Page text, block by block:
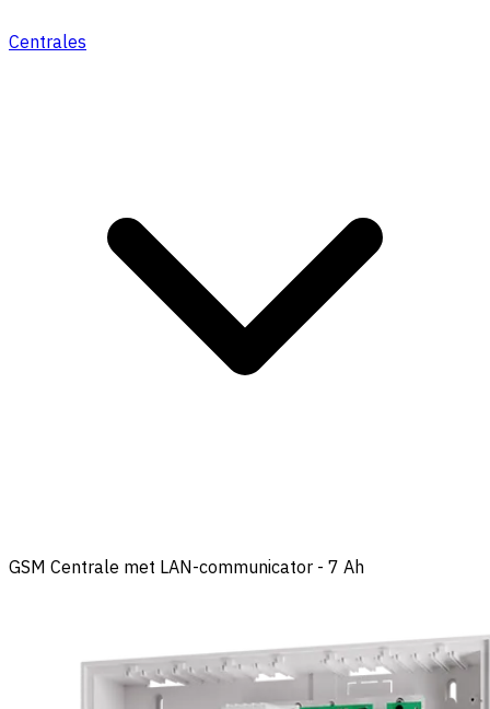
Centrales
GSM Centrale met LAN-communicator - 7 Ah